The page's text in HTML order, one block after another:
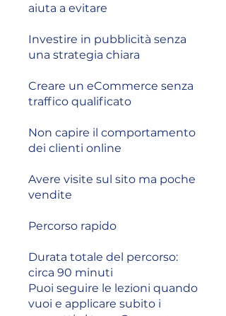
aiuta a evitare
Investire in pubblicità senza
una strategia chiara
Creare un eCommerce senza
traffico qualificato
Non capire il comportamento
dei clienti online
Avere visite sul sito ma poche
vendite
Percorso rapido
Durata totale del percorso:
circa 90 minuti
Puoi seguire le lezioni quando
vuoi e applicare subito i